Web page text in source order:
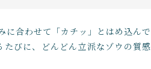
に合わせて「カチッ」とはめ込んで
たびに、どんどん立派なゾウの質感